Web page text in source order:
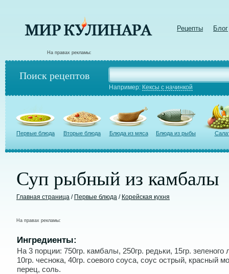
Рецепты Блог
На правах рекламы:
Поиск рецептов
Например: Кексы с начинкой
Первые блюда Вторые блюда Блюда из мяса Блюда из рыбы
Суп рыбный из камбалы
Главная страница / Первые блюда / Корейская кухня
На правах рекламы:
Ингредиенты:
На 3 порции: 750гр. камбалы, 250гр. редьки, 15гр. зеленого
10гр. чеснока, 40гр. соевого соуса, соус острый, красный
перец, соль.